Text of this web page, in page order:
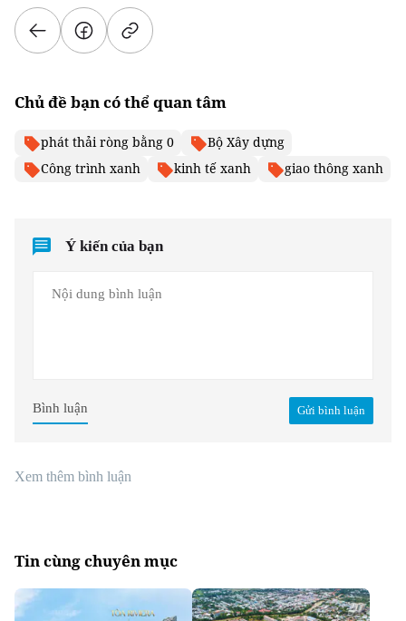
Chủ đề bạn có thể quan tâm
phát thải ròng bằng 0
Bộ Xây dựng
Công trình xanh
kinh tế xanh giao thông xanh
Ý kiến của bạn
Gửi bình luận
Bình luận
Xem thêm bình luận
Tin cùng chuyên mục